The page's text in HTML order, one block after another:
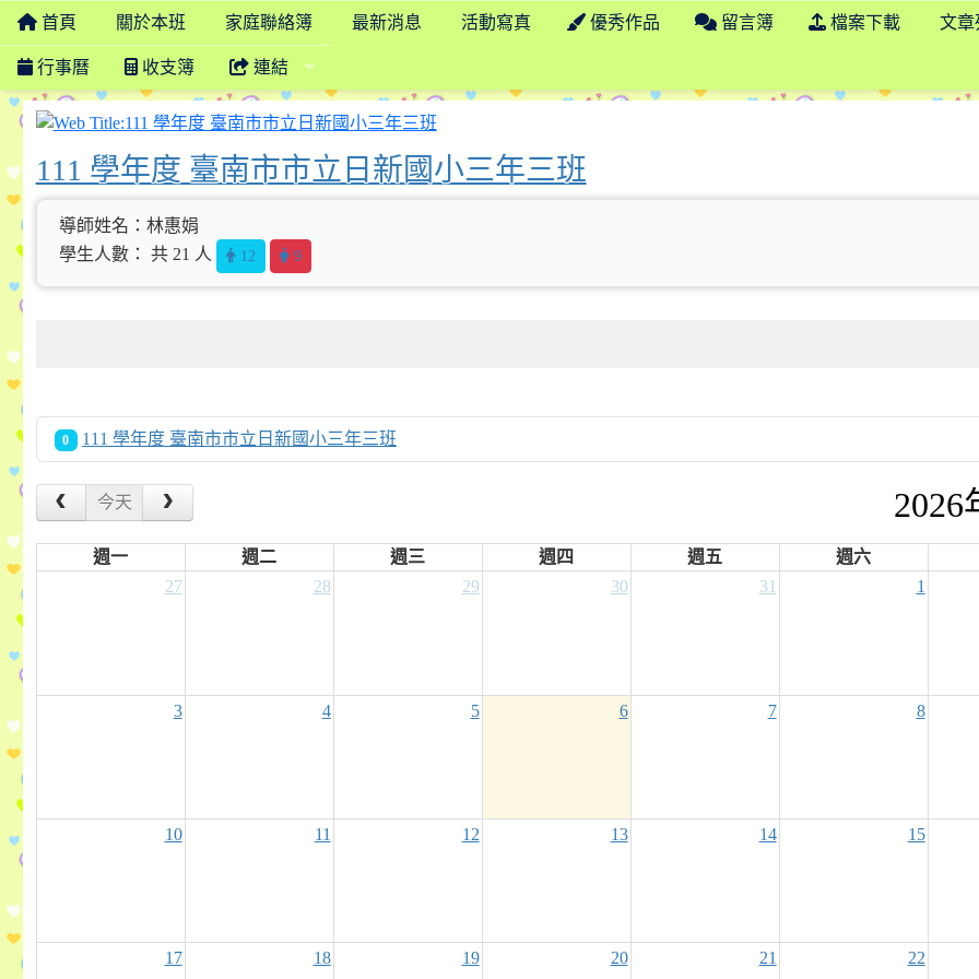
首頁 關於本班 家庭聯絡簿 最新消息 活動寫真 優秀作品 留言簿 檔案下載 文章
行事曆 收支簿 連結
111 學年度 臺南市市立日新國小三年三班
111 學年度 臺南市市立日新國小三年三班
導師姓名：林惠娟
學生人數： 共 21 人
12 9
0 111 學年度 臺南市市立日新國小三年三班
今天 2026
週一 週二 週三 週四 週五
週六
27
28 29 30 31 1
3 4 5 6 7 8
10 11 12 13 14 15
17 18 19 20 21 22